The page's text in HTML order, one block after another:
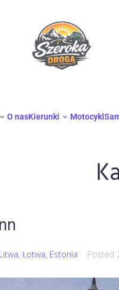
O nasKierunki Motocykl
Litwa, Łotwa, Estonia Posted